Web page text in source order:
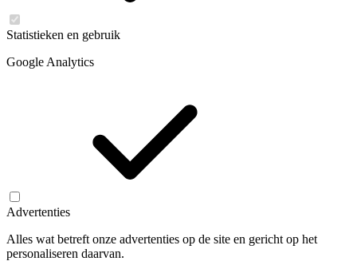
Statistieken en gebruik
Google Analytics
Advertenties
Alles wat betreft onze advertenties op de site en gericht op het
personaliseren daarvan.